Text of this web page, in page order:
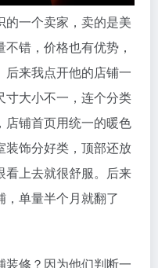
的一个卖家，卖的是美
错，价格也有优势，
来我点开他的店铺一
寸大小不一，连个分类
店铺首页用统一的暖色
装饰分好类，顶部还放
看上去就很舒服。后来
单量半个月就翻了
装修？因为他们判断一